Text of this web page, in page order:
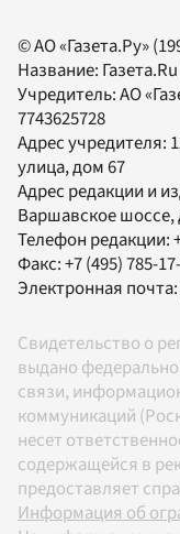
© АО «Газета.Ру»
Название: Газета.Ru
Учредитель:АО
7743625728
Адрес учредителя:
улица, дом 67
Адрес редакции и
Варшавское шоссе,
Телефон редакции:
Факс:+7 (495) 785-
Электронная почта:
Свидетельство о
выдано
связи,
коммуникаций
несет
содержащейся в
предоставляет
Информация об